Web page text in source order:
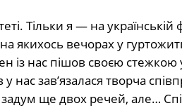
Тільки я — на українській
вечорах у
нас пішов своєю стежкою
нас зав’язалася творча
ще двох речей, але…